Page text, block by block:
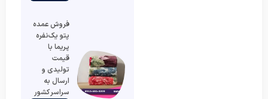
فروش عمده
پتو یک‌نفره
پریما با
قیمت
تولیدی و
ارسال به
سراسر کشور